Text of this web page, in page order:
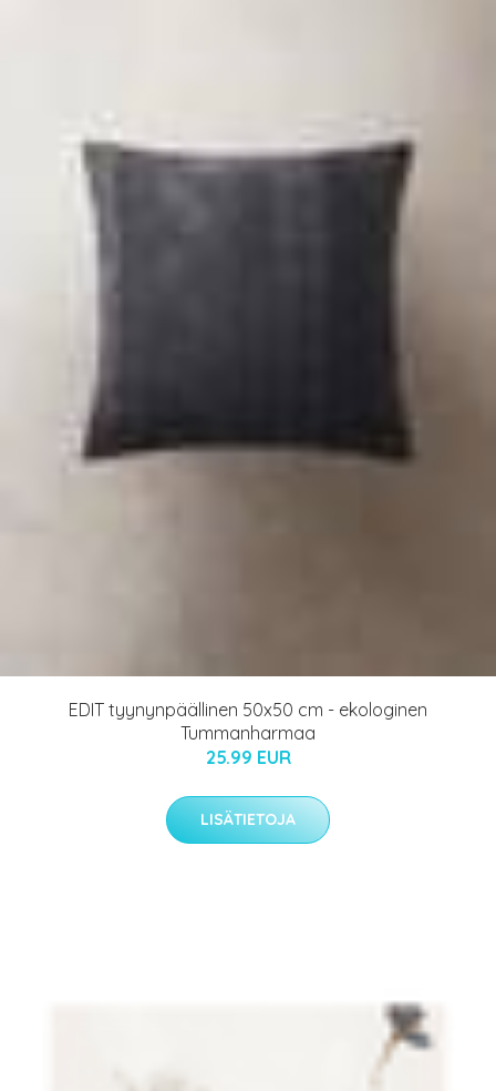
EDIT tyynynpäällinen 50x50 cm - ekologinen
Tummanharmaa
25.99 EUR
LISÄTIETOJA